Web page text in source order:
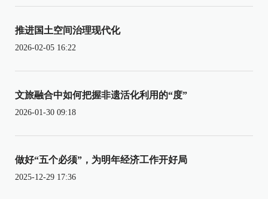
推进国土空间治理现代化
2026-02-05 16:22
文旅融合中如何把握非遗活化利用的“度”
2026-01-30 09:18
做好“五个必须”，为明年经济工作开好局
2025-12-29 17:36